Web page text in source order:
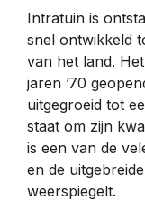
Intratuin is
snel ontwikkeld
van het land.
jaren ’70
uitgegroeid tot
staat om zijn
is een van de
en de
weerspiegelt.